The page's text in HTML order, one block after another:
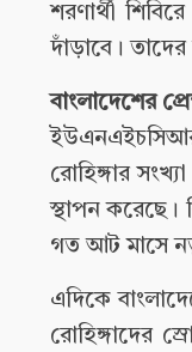
শরণার্থী
দাঁড়াবে। তাদের
বাংলাদেশের
রোহিঙ্গার
স্থাপন করেছে।
গত আট মাসে
এদিকে
রোহিঙ্গাদের